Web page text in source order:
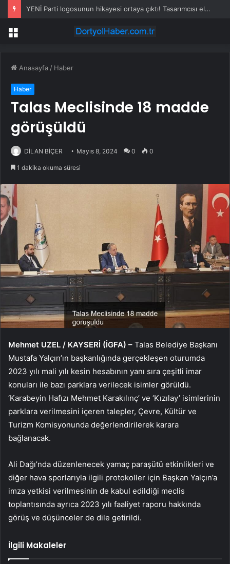
YENİ Parti logosunun hikayesi ortaya çıktı! Tasarımcısı eleştirilere böyle yanıt verdi
Menü
Anasayfa / Haber
Haber
Talas Meclisinde 18 madde
görüşüldü
DİLAN BİÇER Mayıs 8, 2024 0 0
1 dakika okuma süresi
Mehmet UZEL / KAYSERİ (İGFA) – Talas Belediye Başkanı
Mustafa Yalçın’ın başkanlığında gerçekleşen oturumda
2023 yılı mali yılı kesin hesabının yanı sıra çeşitli imar
konuları ile bazı parklara verilecek isimler görüldü.
‘Karabeyin Hafızı Mehmet Karakılınç’ ve ‘Kızılay’ isimlerinin
parklara verilmesini içeren talepler, Çevre, Kültür ve
Turizm Komisyonunda değerlendirilerek karara
bağlanacak.
Ali Dağı’nda düzenlenecek yamaç paraşütü etkinlikleri ve
diğer hava sporlarıyla ilgili protokoller için Başkan Yalçın’a
imza yetkisi verilmesinin de kabul edildiği meclis
toplantısında ayrıca 2023 yılı faaliyet raporu hakkında
görüş ve düşünceler de dile getirildi.
İlgili Makaleler